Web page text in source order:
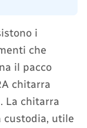
i
che
il pacco
chitarra
La chitarra
utile